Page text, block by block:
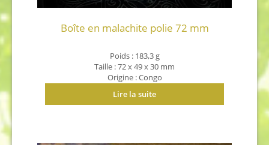
Boîte en malachite polie 72 mm
Poids : 183,3 g
Taille : 72 x 49 x 30 mm
Origine : Congo
Lire la suite